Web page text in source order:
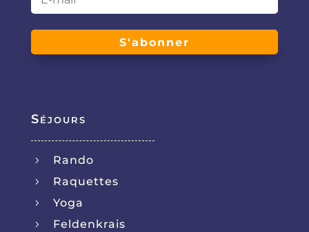
S'abonner
Séjours
5 Rando
5 Raquettes
5 Yoga
5 Feldenkrais